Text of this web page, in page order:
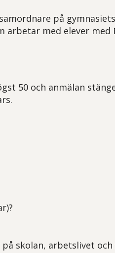
på
arbetar med elever med
50 och anmälan
skolan, arbetslivet och